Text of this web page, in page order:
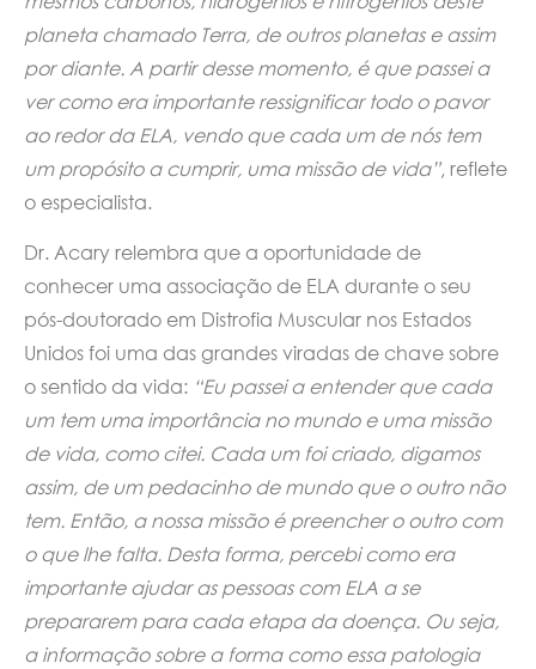
planeta chamado Terra, de outros planetas e assim
por diante. A partir desse momento, é que passei a
ver como era importante ressignificar todo o pavor
ao redor da ELA, vendo que cada um de nós tem
um propósito a cumprir, uma missão de vida”, reflete
o especialista.
Dr. Acary relembra que a oportunidade de
conhecer uma associação de ELA durante o seu
pós-doutorado em Distrofia Muscular nos Estados
Unidos foi uma das grandes viradas de chave sobre
o sentido da vida: “Eu passei a entender que cada
um tem uma importância no mundo e uma missão
de vida, como citei. Cada um foi criado, digamos
assim, de um pedacinho de mundo que o outro não
tem. Então, a nossa missão é preencher o outro com
o que lhe falta. Desta forma, percebi como era
importante ajudar as pessoas com ELA a se
prepararem para cada etapa da doença. Ou seja,
a informação sobre a forma como essa patologia